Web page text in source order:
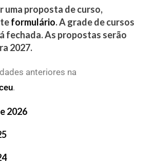
uma proposta de curso,
formulário. A grade de cursos
fechada. As propostas serão
2027.
anteriores na
.
2026